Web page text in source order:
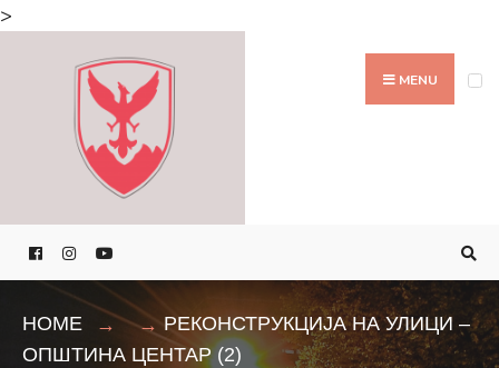
>
MENU
HOME
РЕКОНСТРУКЦИЈА НА УЛИЦИ –
ОПШТИНА ЦЕНТАР (2)